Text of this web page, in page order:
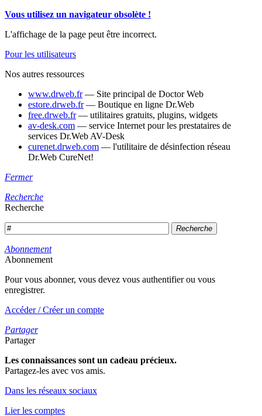
Vous utilisez un navigateur obsolète !
L'affichage de la page peut être incorrect.
Pour les utilisateurs
Nos autres ressources
www.drweb.fr— Site principal de Doctor Web
estore.drweb.fr— Boutique en ligne Dr.Web
free.drweb.fr— utilitaires gratuits, plugins, widgets
av-desk.com — service Internet pour les prestataires de
services Dr.Web AV-Desk
curenet.drweb.com — l'utilitaire de désinfection réseau
Dr.Web CureNet!
Fermer
Recherche
Recherche
Recherche
Abonnement
Abonnement
Pour vous abonner, vous devez vous authentifier ou vous
enregistrer.
Accéder / Créer un compte
Partager
Partager
Les connaissances sont un cadeau précieux.
Partagez-les avec vos amis.
Dans les réseaux sociaux
Lier les comptes